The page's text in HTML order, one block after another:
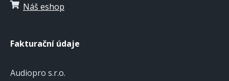
Náš eshop
Fakturační údaje
Audiopro s.r.o.